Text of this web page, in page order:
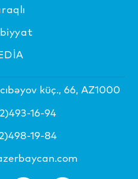
küç., 66, AZ1000
16-94
19-84